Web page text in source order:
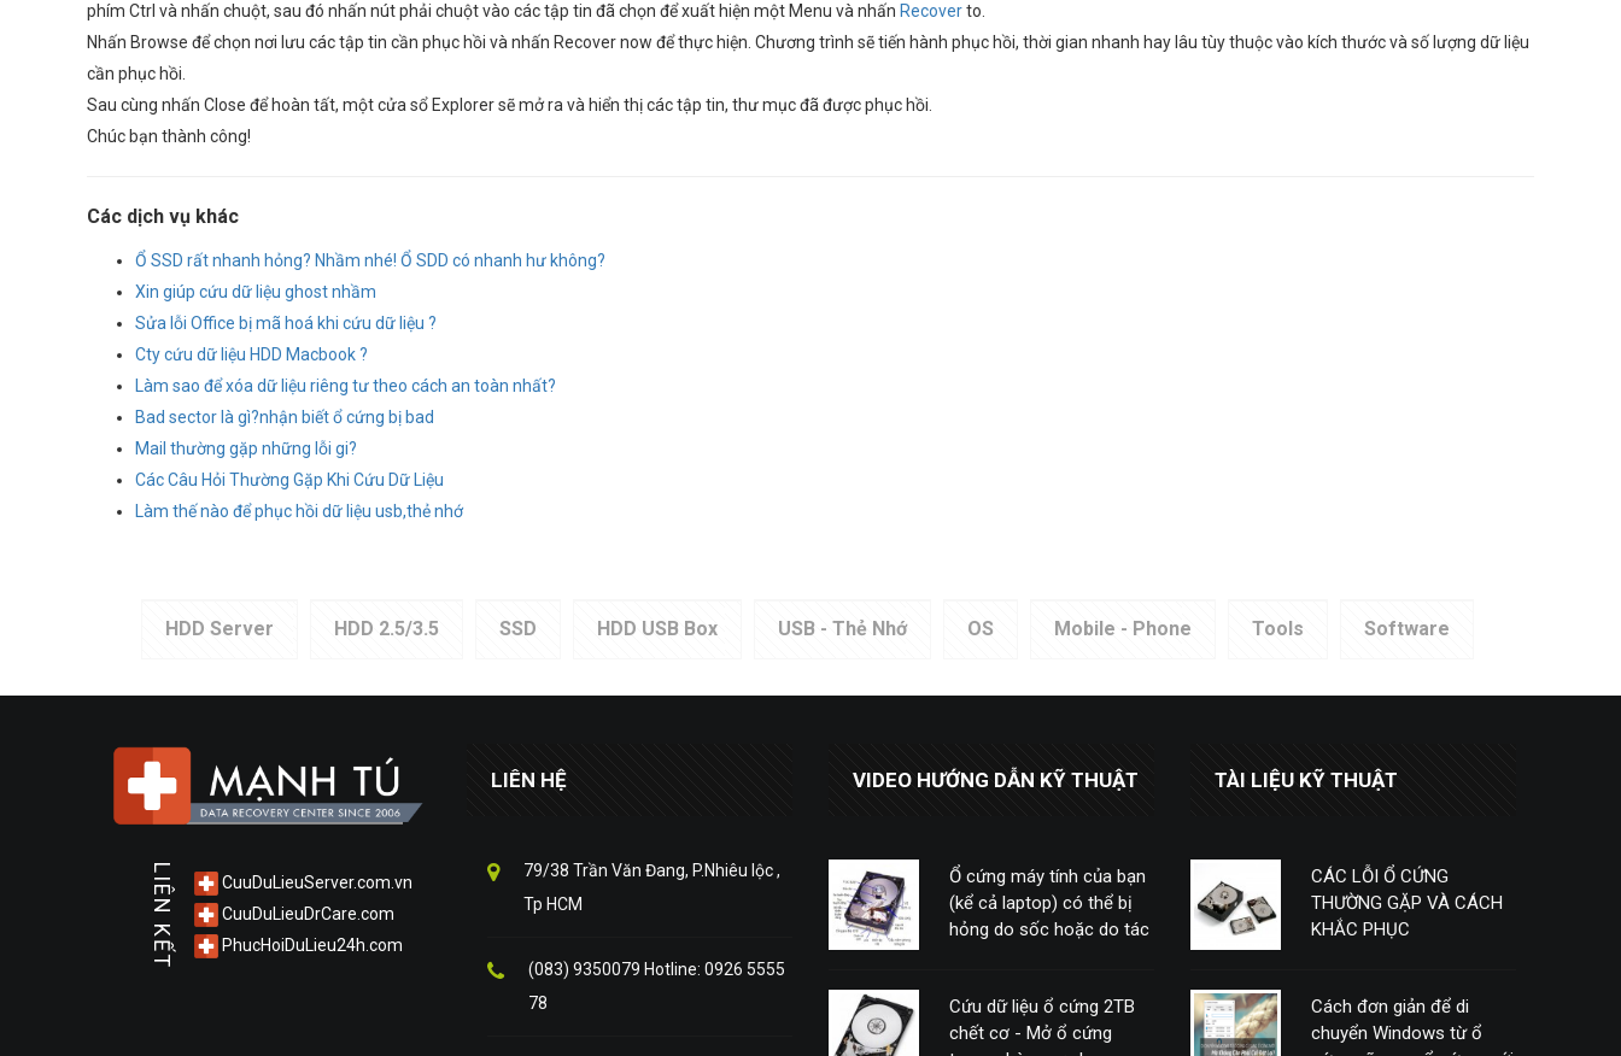
phím Ctrl và nhấn chuột, sau đó nhấn nút phải chuột vào các tập tin đã chọn để xuất hiện một Menu và nhấn Recoverto.
Nhấn Browse để chọn nơi lưu các tập tin cần phục hồi và nhấn Recover now để thực hiện. Chương trình sẽ tiến hành phục hồi, thời gian nhanh hay lâu tùy thuộc vào kích thước và số lượng dữ liệu
cần phục hồi.
Sau cùng nhấn Close để hoàn tất, một cửa sổ Explorer sẽ mở ra và hiển thị các tập tin, thư mục đã được phục hồi.
Chúc bạn thành công!
Các dịch vụ khác
Ổ SSD rất nhanh hỏng? Nhầm nhé! Ổ SDD có nhanh hư không?
Xin giúp cứu dữ liệu ghost nhầm
Sửa lỗi Office bị mã hoá khi cứu dữ liệu ?
Cty cứu dữ liệu HDD Macbook ?
Làm sao để xóa dữ liệu riêng tư theo cách an toàn nhất?
Bad sector là gì?nhận biết ổ cứng bị bad
Mail thường gặp những lỗi gi?
Các Câu Hỏi Thường Gặp Khi Cứu Dữ Liệu
Làm thế nào để phục hồi dữ liệu usb,thẻ nhớ
HDD Server HDD 2.5/3.5 SSD HDD USB Box USB - Thẻ Nhớ OS Mobile - Phone Tools Software
LIÊN KẾT
CuuDuLieuServer.com.vn
CuuDuLieuDrCare.com
PhucHoiDuLieu24h.com
LIÊN HỆ
79/38 Trần Văn Đang, P.Nhiêu lộc ,
Tp HCM
(083) 9350079 Hotline: 0926 5555
78
VIDEO HƯỚNG DẪN KỸ THUẬT
Ổ cứng máy tính của bạn
(kể cả laptop) có thể bị
hỏng do sốc hoặc do tác
Cứu dữ liệu ổ cứng 2TB
chết cơ - Mở ổ cứng
TÀI LIỆU KỸ THUẬT
CÁC LỖI Ổ CỨNG
THƯỜNG GẶP VÀ CÁCH
KHẮC PHỤC
Cách đơn giản để di
chuyển Windows từ ổ